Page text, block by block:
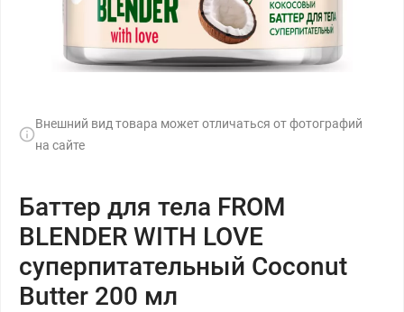
Внешний вид товара может отличаться от фотографий
на сайте
Баттер для тела FROM
BLENDER WITH LOVE
суперпитательный Coconut
Butter 200 мл